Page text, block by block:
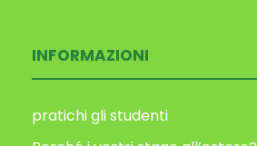
INFORMAZIONI
pratichi gli studenti